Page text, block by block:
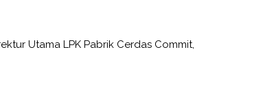
Utama LPK Pabrik Cerdas Commit,